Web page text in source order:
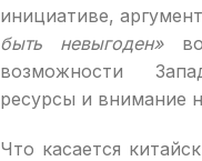
инициативе,
быть невыгоден»
возможности
ресурсы и внимание
Что касается